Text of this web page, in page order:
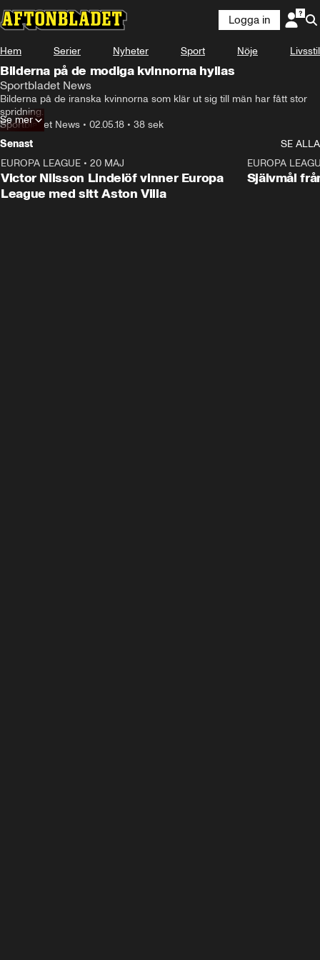
Logga in
Hem Serier Nyheter Sport Nöje Livsstil
Bilderna på de modiga kvinnorna hyllas
Sportbladet News
Bilderna på de iranska kvinnorna som klär ut sig till män har fått stor
spridning.
Sportbladet News • 02.05.18 • 38 sek
Se mer
Senast
SE ALLA
EUROPA LEAGUE • 20 MAJ
Victor Nilsson Lindelöf vinner Europa
League med sitt Aston Villa
EUROPA
Självmål